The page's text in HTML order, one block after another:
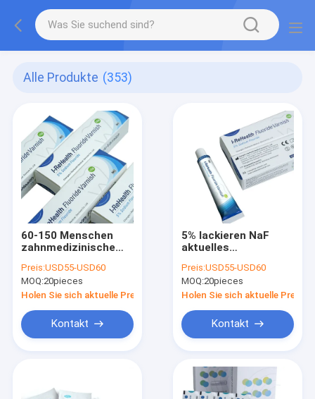
Alle Produkte (353)
60-150 Menschen
zahnmedizinische
Behandlung für
Kindermelonen-
Aroma
Preis:USD55-USD60
MOQ:20pieces
Holen Sie sich aktuelle Preis
Kontakt
5% lackieren NaF
aktuelles
Verhinderungs-frühe
Karies I ReHealth
Preis:USD55-USD60
MOQ:20pieces
Holen Sie sich aktuelle Preis
Kontakt